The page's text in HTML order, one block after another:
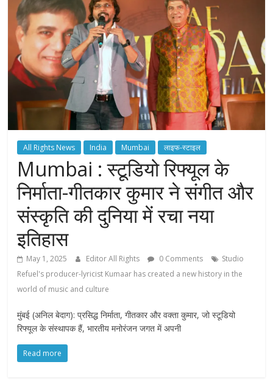
Rights
All Rights News India Mumbai लाइफ-स्टाइल
Mumbai : स्टूडियो रिफ्यूल के
निर्माता-गीतकार कुमार ने संगीत और
संस्कृति की दुनिया में रचा नया
इतिहास
May 1, 2025 Editor All Rights 0 Comments
Studio
Refuel's producer-lyricist Kumaar has created a new history in the
world of music and culture
मुंबई (अनिल बेदाग): प्रसिद्ध निर्माता, गीतकार और वक्ता कुमार, जो स्टूडियो
रिफ्यूल के संस्थापक हैं, भारतीय मनोरंजन जगत में अपनी
Read more